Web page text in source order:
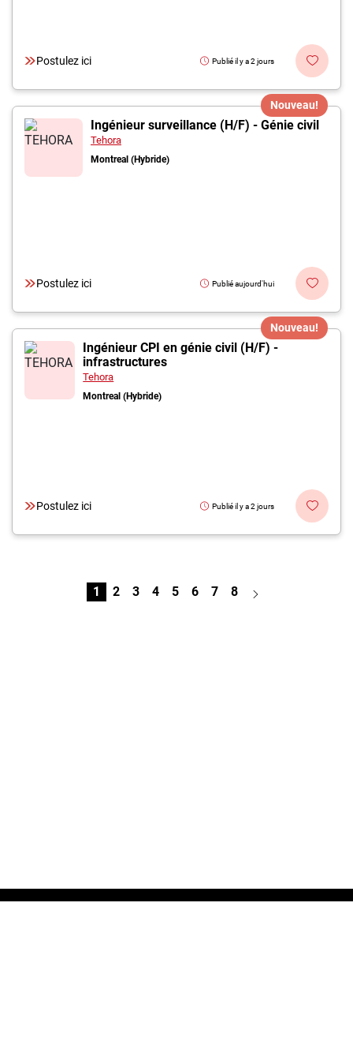
Postulez ici Publié il y a 2 jours
Nouveau!
Ingénieur surveillance (H/F) - Génie civil
Tehora
Montreal (Hybride)
Postulez ici Publié aujourd'hui
Nouveau!
Ingénieur CPI en génie civil (H/F) -
infrastructures
Tehora
Montreal (Hybride)
Postulez ici Publié il y a 2 jours
1 2 3 4 5 6 7 8